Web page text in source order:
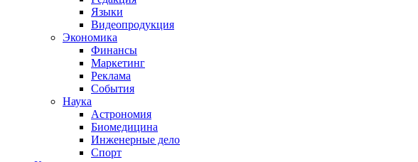
Языки
Видеопродукция
Экономика
Финансы
Маркетинг
Реклама
События
Наука
Астрономия
Биомедицина
Инженерные дело
Спорт